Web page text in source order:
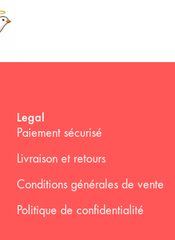
Legal
Paiement sécurisé
Livraison et retours
Conditions générales de vente
Politique de confidentialité